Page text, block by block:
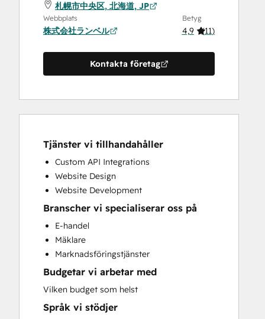
札幌市中央区, 北海道, JP
Webbplats
株式会社ランベル
Betyg
4,9 (11)
Kontakta företag
Tjänster vi tillhandahåller
Custom API Integrations
Website Design
Website Development
Branscher vi specialiserar oss på
E-handel
Mäklare
Marknadsföringstjänster
Budgetar vi arbetar med
Vilken budget som helst
Språk vi stödjer